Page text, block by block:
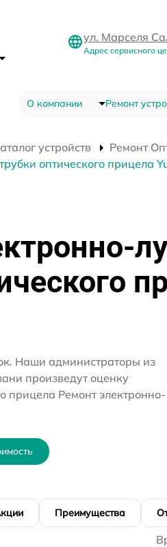
ул. Марселя
Адрес сервисного
О компании Ремонт
устройств Ремонт
оптического прицела
Наши администраторы из
произведут оценку
прицела Ремонт электронно-
Преимущества